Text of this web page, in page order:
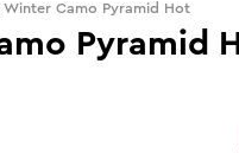
Winter Camo Pyramid Hot
Pyramid